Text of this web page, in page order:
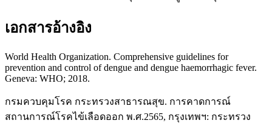
เอกสารอ้างอิง
World Health Organization. Comprehensive guidelines for
prevention and control of dengue and dengue haemorrhagic fever.
Geneva: WHO; 2018.
กรมควบคุมโรค กระทรวงสาธารณสุข. การคาดการณ์
สถานการณ์โรคไข้เลือดออก พ.ศ.2565, กรุงเทพฯ: กระทรวง